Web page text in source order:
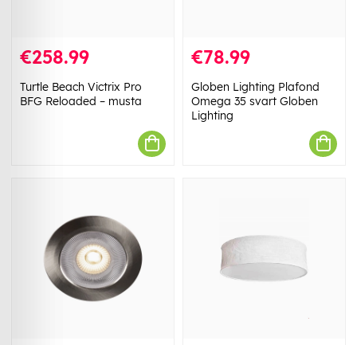
€258.99
Turtle Beach Victrix Pro
BFG Reloaded – musta
€78.99
Globen Lighting Plafond
Omega 35 svart Globen
Lighting